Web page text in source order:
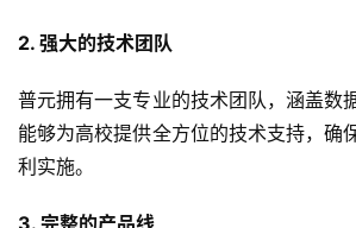
2. 强大的技术团队
普元拥有一支专业的技术团队，涵盖数
能够为高校提供全方位的技术支持，确
利实施。